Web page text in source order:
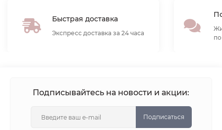
Быстрая доставка
Экспресс доставка за 24 часа
Подписывайтесь на новости и акции:
Подписаться